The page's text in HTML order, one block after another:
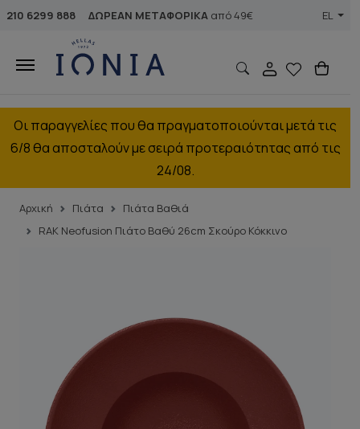
210 6299 888 ΔΩΡΕΑΝ ΜΕΤΑΦΟΡΙΚΑ από 49€ EL
Οι παραγγελίες που θα πραγματοποιούνται μετά τις
6/8 θα αποσταλούν με σειρά προτεραιότητας από τις
24/08.
Αρχική Πιάτα
Πιάτα Βαθιά
RAK Neofusion Πιάτο Βαθύ 26cm Σκούρο Κόκκινο